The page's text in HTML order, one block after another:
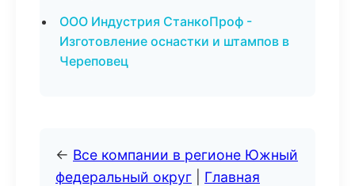
ООО Индустрия СтанкоПроф -
Изготовление оснастки и штампов в
Череповец
← Все компании в регионе Южный
федеральный округ
Главная